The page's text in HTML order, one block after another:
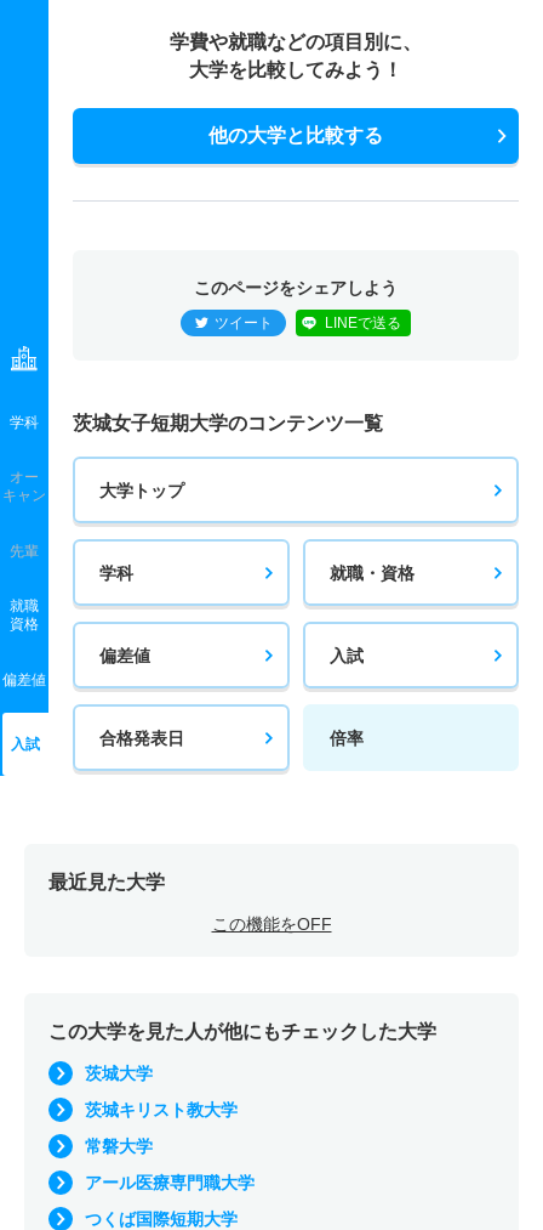
学科
オー
キャン
先輩
就職
資格
偏差値
入試
学費や就職などの項目別に、
大学を比較してみよう！
他の大学と比較する
このページをシェアしよう
ツイート LINEで送る
茨城女子短期大学のコンテンツ一覧
大学トップ
学科 就職・資格
偏差値 入試
合格発表日 倍率
最近見た大学
この機能をOFF
この大学を見た人が他にもチェックした大学
茨城大学
茨城キリスト教大学
常磐大学
アール医療専門職大学
つくば国際短期大学